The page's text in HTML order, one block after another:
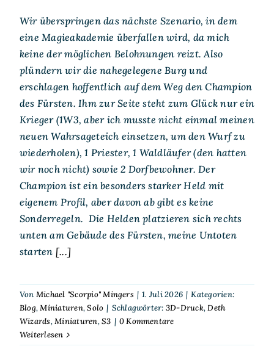
Wir überspringen das nächste Szenario, in dem
eine Magieakademie überfallen wird, da mich
keine der möglichen Belohnungen reizt. Also
plündern wir die nahegelegene Burg und
erschlagen hoffentlich auf dem Weg den Champion
des Fürsten. Ihm zur Seite steht zum Glück nur ein
Krieger (1W3, aber ich musste nicht einmal meinen
neuen Wahrsageteich einsetzen, um den Wurf zu
wiederholen), 1 Priester, 1 Waldläufer (den hatten
wir noch nicht) sowie 2 Dorfbewohner. Der
Champion ist ein besonders starker Held mit
eigenem Profil, aber davon ab gibt es keine
Sonderregeln. Die Helden platzieren sich rechts
unten am Gebäude des Fürsten, meine Untoten
starten [...]
Von Michael "Scorpio" Mingers | 1. Juli 2026 | Kategorien:
Blog,Miniaturen,Solo | Schlagwörter: 3D-Druck,Deth
Wizards,Miniaturen,S3 | 0 Kommentare
Weiterlesen